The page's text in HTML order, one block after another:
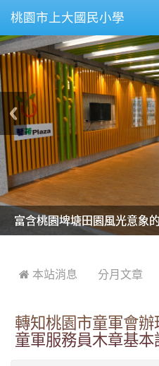
桃園市上大國民小學
美麗的操場是我們活力的來源
美麗的操場是我們活力的來源
煥然一新的小司令台
煥然一新的小司令台
富含桃園埤塘田園風光意象
富含桃園埤塘田園風光意象
嶄新的中庭廣場
嶄新的中庭廣場
水生池生生不息
水生池生生不息
 本站消息 分月文章
轉知桃園市童軍會
童軍服務員木章基本